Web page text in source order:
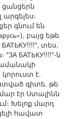
ցանցերն
արգելես։
գնում են
բայց եթե
տես,
БАТЬКУ!!!!"-ն
է.
գիտե, թե
էր Ստալինն
Խելոք մարդ
հավատ